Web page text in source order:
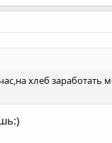
хлеб заработать